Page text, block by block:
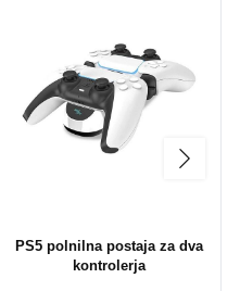
PS5 polnilna postaja za dva
kontrolerja